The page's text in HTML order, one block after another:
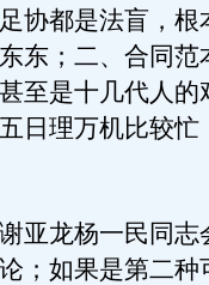
协都是法盲，根
东；二、合同范
至是十几代人的
日理万机比较忙
龙杨一民同志
；如果是第二种